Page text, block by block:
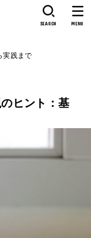
SEARCH MENU
実践まで
ヒント：基